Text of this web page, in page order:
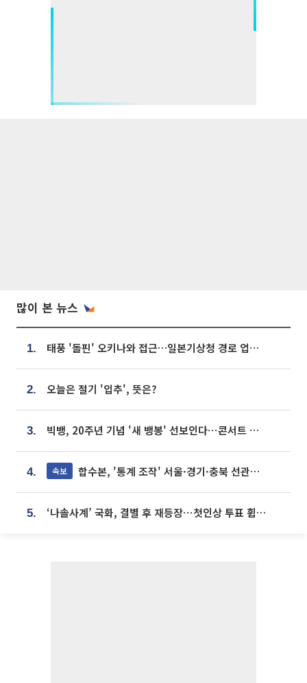
많이 본 뉴스
1. 태풍 '돌핀' 오키나와 접근…일본기상청 경로 업데이트
2. 오늘은 절기 '입추', 뜻은?
3. 빅뱅, 20주년 기념 '새 뱅봉' 선보인다⋯콘서트 앞두고 팝업 개최
4. 속보 합수본, '통계 조작' 서울·경기·충북 선관위 등 추가 압수수색
5. ‘나솔사계’ 국화, 결별 후 재등장⋯첫인상 투표 휩쓸고 ‘인기녀’ 등극